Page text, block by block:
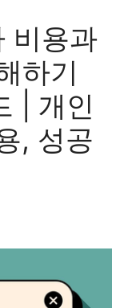
비용과
하기
| 개인
, 성공